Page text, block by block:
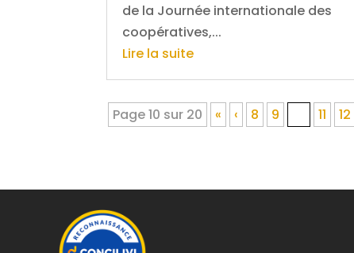
de la Journée internationale des
coopératives,...
Lire la suite
Page 10 sur 20 « ‹ 8 9 11 12